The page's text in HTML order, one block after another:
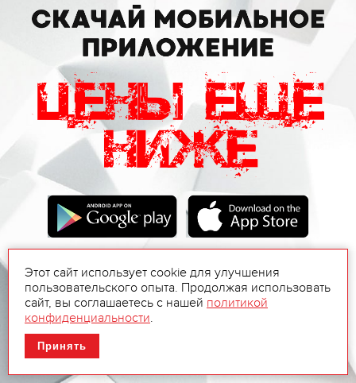
Этот сайт использует cookie для улучшения
пользовательского опыта. Продолжая использовать
сайт, вы соглашаетесь с нашей политикой
конфиденциальности.
Принять